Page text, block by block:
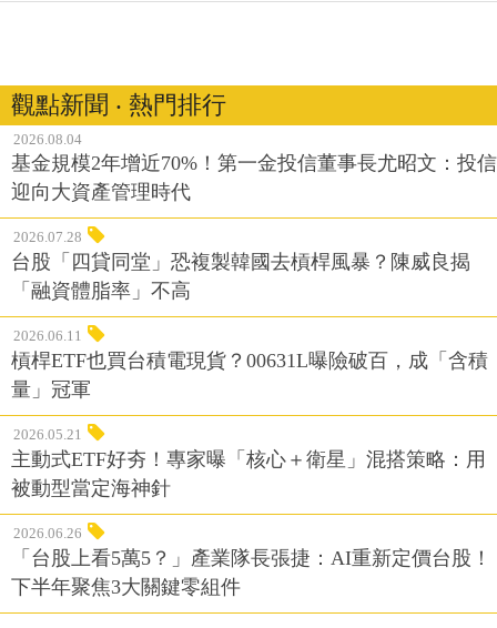
觀點新聞 ‧ 熱門排行
2026.08.04
基金規模2年增近70%！第一金投信董事長尤昭文：投信
迎向大資產管理時代
2026.07.28
台股「四貸同堂」恐複製韓國去槓桿風暴？陳威良揭
「融資體脂率」不高
2026.06.11
槓桿ETF也買台積電現貨？00631L曝險破百，成「含積
量」冠軍
2026.05.21
主動式ETF好夯！專家曝「核心＋衛星」混搭策略：用
被動型當定海神針
2026.06.26
「台股上看5萬5？」產業隊長張捷：AI重新定價台股！
下半年聚焦3大關鍵零組件